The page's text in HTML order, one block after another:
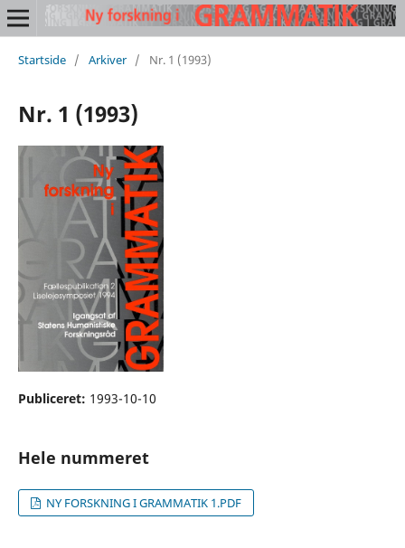
Startside / Arkiver / Nr. 1 (1993)
Nr. 1 (1993)
Publiceret: 1993-10-10
Hele nummeret
NY FORSKNING I GRAMMATIK 1.PDF